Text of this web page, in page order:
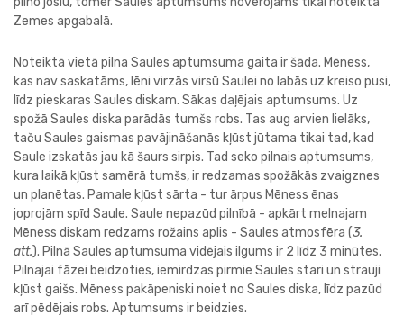
Zemes apgabalā.
Noteiktā vietā pilna Saules aptumsuma gaita ir šāda. Mēness,
kas nav saskatāms, lēni virzās virsū Saulei no labās uz kreiso pusi,
līdz pieskaras Saules diskam. Sākas daļējais aptumsums. Uz
spožā Saules diska parādās tumšs robs. Tas aug arvien lielāks,
taču Saules gaismas pavājināšanās kļūst jūtama tikai tad, kad
Saule izskatās jau kā šaurs sirpis. Tad seko pilnais aptumsums,
kura laikā kļūst samērā tumšs, ir redzamas spožākās zvaigznes
un planētas. Pamale kļūst sārta - tur ārpus Mēness ēnas
joprojām spīd Saule. Saule nepazūd pilnībā - apkārt melnajam
Mēness diskam redzams rožains aplis - Saules atmosfēra (3.
att.). Pilnā Saules aptumsuma vidējais ilgums ir 2 līdz 3 minūtes.
Pilnajai fāzei beidzoties, iemirdzas pirmie Saules stari un strauji
kļūst gaišs. Mēness pakāpeniski noiet no Saules diska, līdz pazūd
arī pēdējais robs. Aptumsums ir beidzies.